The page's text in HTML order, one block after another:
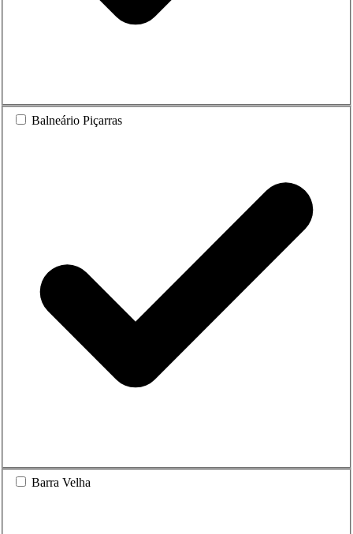
Balneário Piçarras
Barra Velha